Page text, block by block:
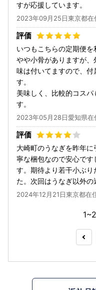
すが応援しています。
2023年09月25日東京都在
いつもこちらの定期便を
やや小骨がありますが、
味は付いてますので、
す。
美味しく、比較的コス
す。
2023年05月28日愛知県在
大崎町のうなぎを昨年
寧な梱包なので安心です
す。期待より若干小ぶ
た。次回はうなぎ以外の
2024年12月21日東京都在